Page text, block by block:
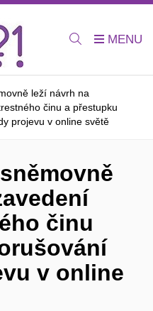
leží návrh na
činu a přestupku
projevu v online světě
činu
v online